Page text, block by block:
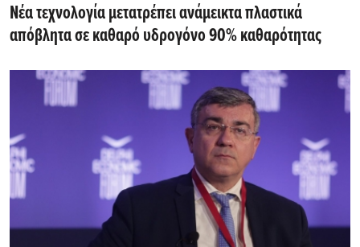
Νέα τεχνολογία μετατρέπει ανάμεικτα πλαστικά
απόβλητα σε καθαρό υδρογόνο 90% καθαρότητας